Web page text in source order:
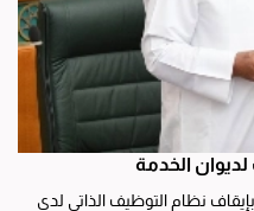
الخدمة
نظام التوظيف الذاتي لدى